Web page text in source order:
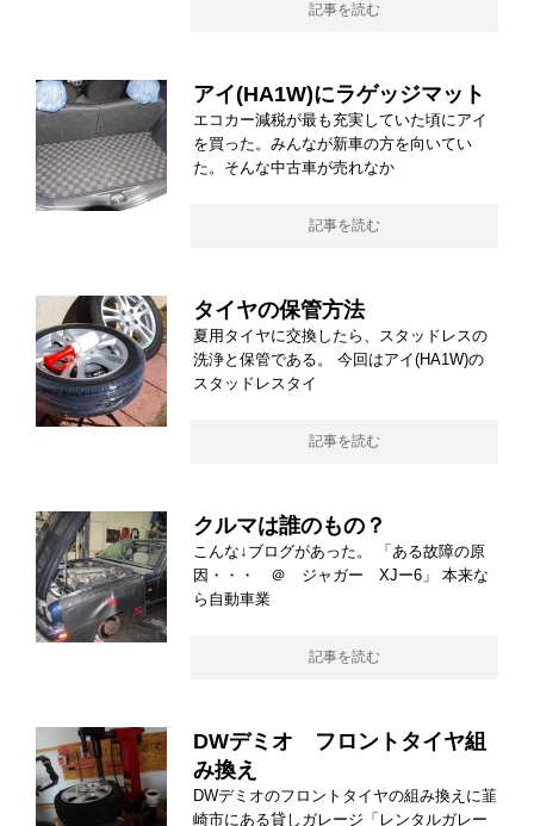
記事を読む
アイ(HA1W)にラゲッジマット
エコカー減税が最も充実していた頃にアイ
を買った。みんなが新車の方を向いてい
た。そんな中古車が売れなか
記事を読む
タイヤの保管方法
夏用タイヤに交換したら、スタッドレスの
洗浄と保管である。 今回はアイ(HA1W)の
スタッドレスタイ
記事を読む
クルマは誰のもの？
こんな↓ブログがあった。 「ある故障の原
因・・・ ＠ ジャガー XJー6」 本来な
ら自動車業
記事を読む
DWデミオ フロントタイヤ組
み換え
DWデミオのフロントタイヤの組み換えに韮
崎市にある貸しガレージ「レンタルガレー